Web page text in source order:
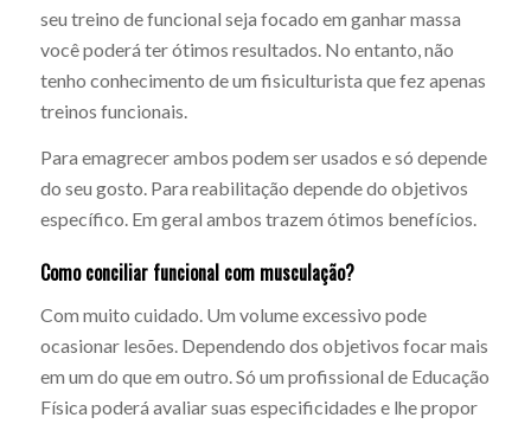
seu treino de funcional seja focado em ganhar massa
você poderá ter ótimos resultados. No entanto, não
tenho conhecimento de um fisiculturista que fez apenas
treinos funcionais.
Para emagrecer ambos podem ser usados e só depende
do seu gosto. Para reabilitação depende do objetivos
específico. Em geral ambos trazem ótimos benefícios.
Como conciliar funcional com musculação?
Com muito cuidado. Um volume excessivo pode
ocasionar lesões. Dependendo dos objetivos focar mais
em um do que em outro. Só um profissional de Educação
Física poderá avaliar suas especificidades e lhe propor